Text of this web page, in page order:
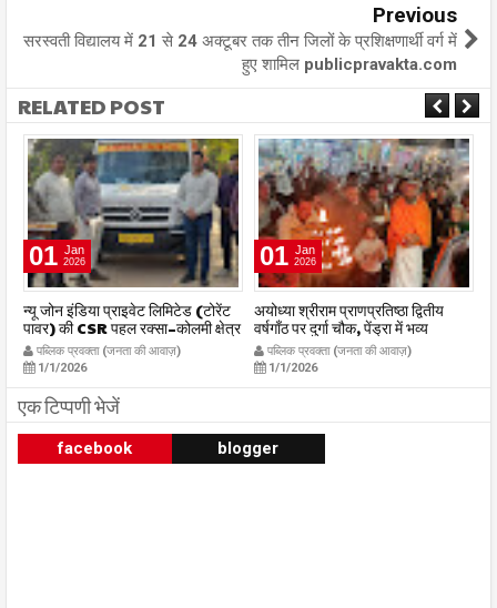
Previous
सरस्वती विद्यालय में 21 से 24 अक्टूबर तक तीन जिलों के प्रशिक्षणार्थी वर्ग में
हुए शामिल publicpravakta.com
RELATED POST
01 Jan
2026
अयोध्या श्रीराम प्राणप्रतिष्ठा द्वितीय
वर्षगाँठ पर दुर्गा चौक, पेंड्रा में भव्य
महाआरती सम्पन्न
publicpravakta.com
पब्लिक प्रवक्ता (जनता की आवाज़)
1/1/2026
27 Jan
2026
कांग्रेस जिला अध्यक्ष ने प्रस्तावित जिला
कांग्रेस कार्यालय प्रांगण में किया
ध्वजारोहण
publicpravakta.com
पब्लिक प्रवक्ता (जनता की आवाज़)
1/27/2026
एक टिप्पणी भेजें
facebook blogger